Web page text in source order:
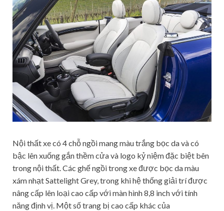
Nội thất xe có 4 chỗ ngồi mang màu trắng bọc da và có
bậc lên xuống gắn thềm cửa và logo kỷ niệm đặc biệt bên
trong nội thất. Các ghế ngồi trong xe được bọc da màu
xám nhạt Sattelight Grey, trong khi hệ thống giải trí được
nâng cấp lên loại cao cấp với màn hình 8,8 inch với tính
năng định vị. Một số trang bị cao cấp khác của